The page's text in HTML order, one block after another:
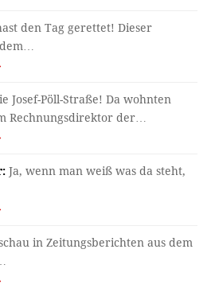
den Tag gerettet! Dieser
Josef-Pöll-Straße! Da wohnten
Rechnungsdirektor der…
Ja, wenn man weiß was da steht,
in Zeitungsberichten aus dem